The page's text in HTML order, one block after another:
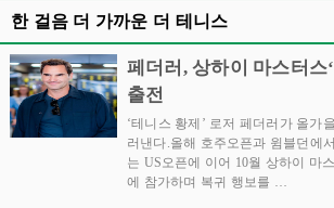
한 걸음 더 가까운 더 테니스
페더러, 상하이 마스터스
출전
‘테니스 황제’ 로저 페더러가 올가
러낸다.올해 호주오픈과 윔블던에
는 US오픈에 이어 10월 상하이 마
에 참가하며 복귀 행보를 …